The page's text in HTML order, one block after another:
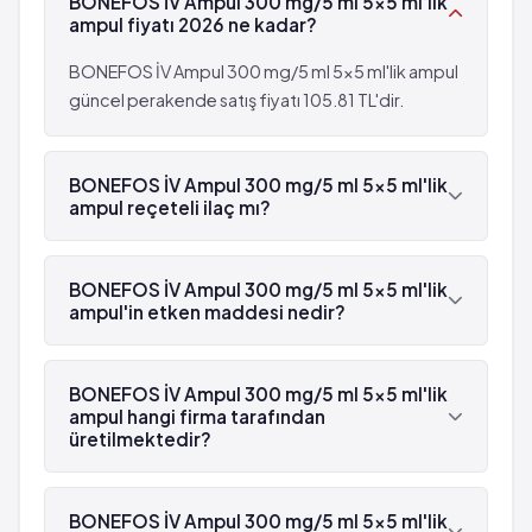
ampul fiyatı 2026 ne kadar?
BONEFOS İV Ampul 300 mg/5 ml 5x5 ml'lik ampul
güncel perakende satış fiyatı 105.81 TL'dir.
BONEFOS İV Ampul 300 mg/5 ml 5x5 ml'lik
ampul reçeteli ilaç mı?
Evet, BONEFOS İV Ampul 300 mg/5 ml 5x5 ml'lik
ampul beyaz reçetelidir.
BONEFOS İV Ampul 300 mg/5 ml 5x5 ml'lik
ampul'in etken maddesi nedir?
BONEFOS İV Ampul 300 mg/5 ml 5x5 ml'lik
ampul'in etken maddesi Klodronik asit 'dür.
BONEFOS İV Ampul 300 mg/5 ml 5x5 ml'lik
ampul hangi firma tarafından
üretilmektedir?
BONEFOS İV Ampul 300 mg/5 ml 5x5 ml'lik ampul
, Er-Kim tarafından üretilmektedir.
BONEFOS İV Ampul 300 mg/5 ml 5x5 ml'lik